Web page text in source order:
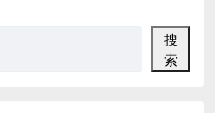
搜
索